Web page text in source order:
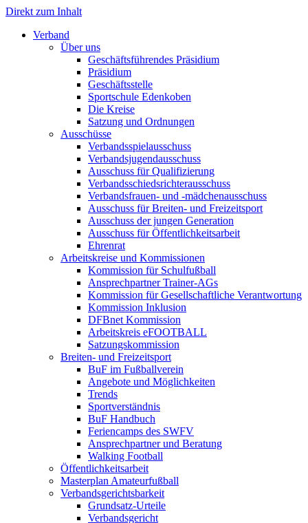
Direkt zum Inhalt
Verband
Über uns
Geschäftsführendes Präsidium
Präsidium
Geschäftsstelle
Sportschule Edenkoben
Die Kreise
Satzung und Ordnungen
Ausschüsse
Verbandsspielausschuss
Verbandsjugendausschuss
Ausschuss für Qualifizierung
Verbandsschiedsrichterausschuss
Verbandsfrauen- und -mädchenausschuss
Ausschuss für Breiten- und Freizeitsport
Ausschuss der jungen Generation
Ausschuss für Öffentlichkeitsarbeit
Ehrenrat
Arbeitskreise und Kommissionen
Kommission für Schulfußball
Ansprechpartner Trainer-AGs
Kommission für Gesellschaftliche Verantwortung
Kommission Inklusion
DFBnet Kommission
Arbeitskreis eFOOTBALL
Satzungskommission
Breiten- und Freizeitsport
BuF im Fußballverein
Angebote und Möglichkeiten
Trends
Sportverständnis
BuF Handbuch
Feriencamps des SWFV
Ansprechpartner und Beratung
Walking Football
Öffentlichkeitsarbeit
Masterplan Amateurfußball
Verbandsgerichtsbarkeit
Grundsatz-Urteile
Verbandsgericht